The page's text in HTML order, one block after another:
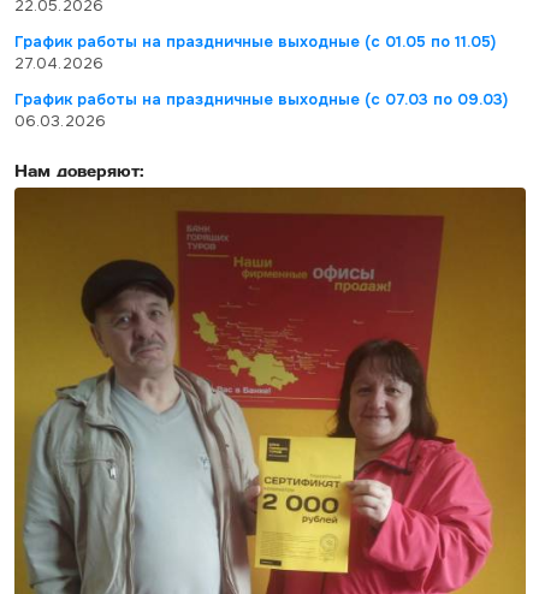
22.05.2026
График работы на праздничные выходные (с 01.05 по 11.05)
27.04.2026
График работы на праздничные выходные (с 07.03 по 09.03)
06.03.2026
Нам доверяют: